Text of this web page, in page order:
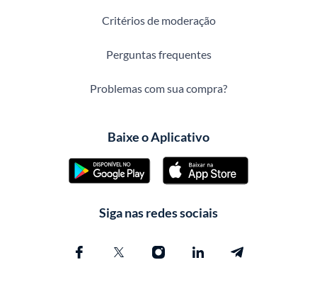
Critérios de moderação
Perguntas frequentes
Problemas com sua compra?
Baixe o Aplicativo
Siga nas redes sociais